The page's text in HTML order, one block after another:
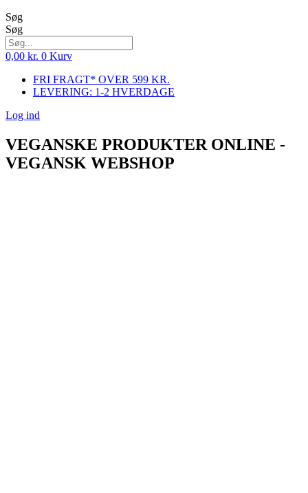
Søg
Søg
0,00 kr. 0 Kurv
FRI FRAGT* OVER 599 KR.
LEVERING: 1-2 HVERDAGE
Log ind
VEGANSKE PRODUKTER ONLINE -
VEGANSK WEBSHOP